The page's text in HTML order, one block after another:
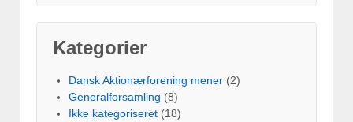
Kategorier
Dansk Aktionærforening mener (2)
Generalforsamling (8)
Ikke kategoriseret (18)